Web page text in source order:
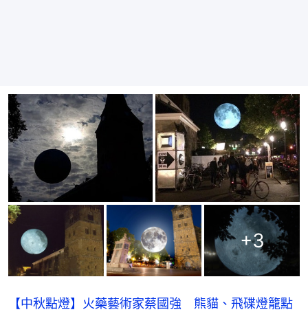
+3
【中秋點燈】火藥藝術家蔡國強 熊貓、飛碟燈籠點